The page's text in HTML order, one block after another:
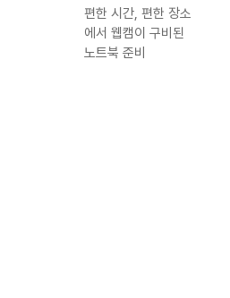
편한 시간, 편한 장소
에서 웹캠이 구비된
노트북 준비